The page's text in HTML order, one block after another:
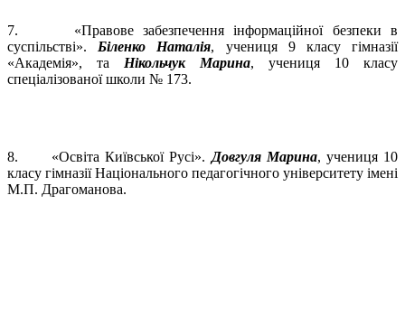
7. «Правове забезпечення інформаційної безпеки в
суспільстві». Біленко Наталія, учениця 9 класу гімназії
«Академія», та Нікольчук Марина, учениця 10 класу
спеціалізованої школи № 173.
8. «Освіта Київської Русі». Довгуля Марина, учениця 10
класу гімназії Національного педагогічного університету імені
М.П. Драгоманова.